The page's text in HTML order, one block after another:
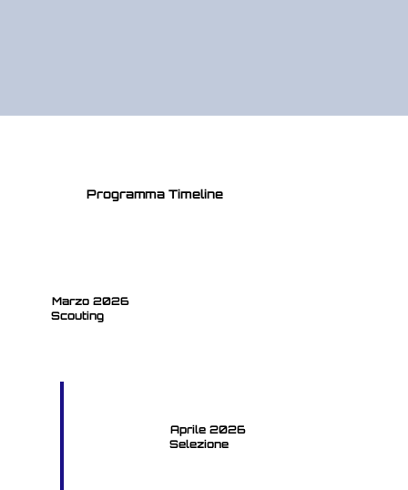
Programma Timeline
Marzo 2026
Scouting
Aprile 2026
Selezione